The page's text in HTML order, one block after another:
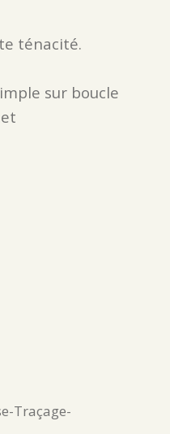
ténacité.
sur boucle
Traçage-